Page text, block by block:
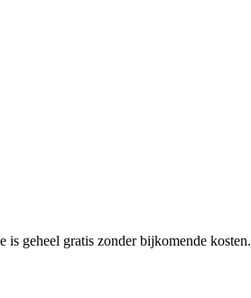
is geheel gratis zonder bijkomende kosten.